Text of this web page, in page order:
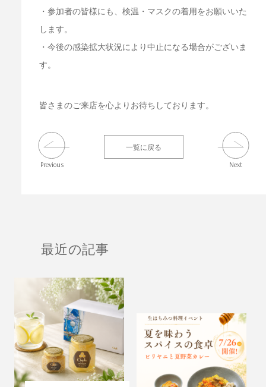
・参加者の皆様にも、検温・マスクの着用をお願いいた
します。
・今後の感染拡大状況により中止になる場合がございま
す。
皆さまのご来店を心よりお待ちしております。
Previous
一覧に戻る
Next
最近の記事